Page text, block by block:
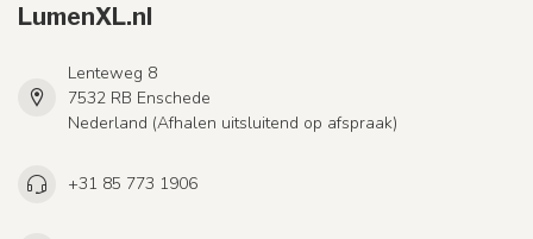
LumenXL.nl
Lenteweg 8
7532 RB Enschede
Nederland (Afhalen uitsluitend op afspraak)
+31 85 773 1906